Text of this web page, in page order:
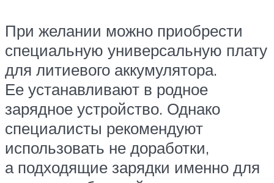
При желании можно приобрести
специальную универсальную плату
для литиевого аккумулятора.
Ее устанавливают в родное
зарядное устройство. Однако
специалисты рекомендуют
использовать не доработки,
а подходящие зарядки именно для